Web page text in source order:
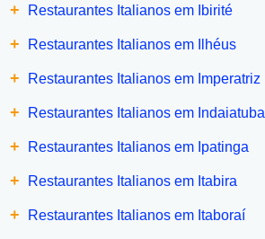
+ Restaurantes Italianos em Ibirité
+ Restaurantes Italianos em Ilhéus
+ Restaurantes Italianos em Imperatriz
+ Restaurantes Italianos em Indaiatuba
+ Restaurantes Italianos em Ipatinga
+ Restaurantes Italianos em Itabira
+ Restaurantes Italianos em Itaboraí